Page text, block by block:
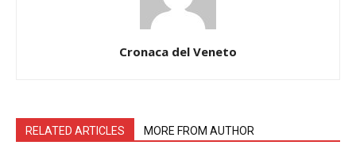
Cronaca del Veneto
RELATED ARTICLES MORE FROM AUTHOR